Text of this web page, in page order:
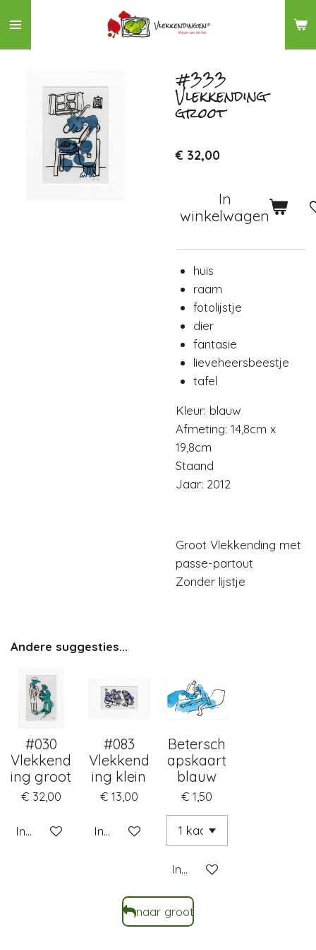
direct
naar
hoofdinhoud
#333
Vlekkending
groot
€ 32,00
In
winkelwagen
huis
raam
fotolijstje
dier
fantasie
lieveheersbeestje
tafel
Kleur: blauw
Afmeting: 14,8cm x
19,8cm
Staand
Jaar: 2012
Groot Vlekkending met
passe-partout
Zonder lijstje
Andere suggesties...
#030
Vlekkend
ing groot
€ 32,00
In winkelwagen
#083
Vlekkend
ing klein
€ 13,00
In winkelwagen
Betersch
apskaart
blauw
€ 1,50
In winkelwagen
naar groot